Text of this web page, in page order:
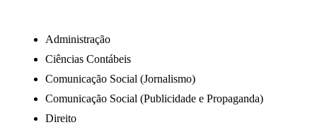
Administração
Ciências Contábeis
Comunicação Social (Jornalismo)
Comunicação Social (Publicidade e Propaganda)
Direito